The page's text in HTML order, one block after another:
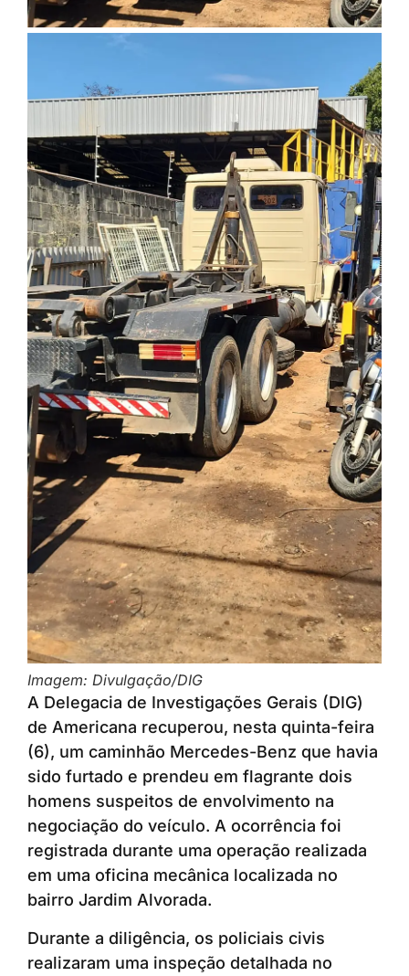
Imagem: Divulgação/DIG
A Delegacia de Investigações Gerais (DIG)
de Americana recuperou, nesta quinta-feira
(6), um caminhão Mercedes-Benz que havia
sido furtado e prendeu em flagrante dois
homens suspeitos de envolvimento na
negociação do veículo. A ocorrência foi
registrada durante uma operação realizada
em uma oficina mecânica localizada no
bairro Jardim Alvorada.
Durante a diligência, os policiais civis
realizaram uma inspeção detalhada no